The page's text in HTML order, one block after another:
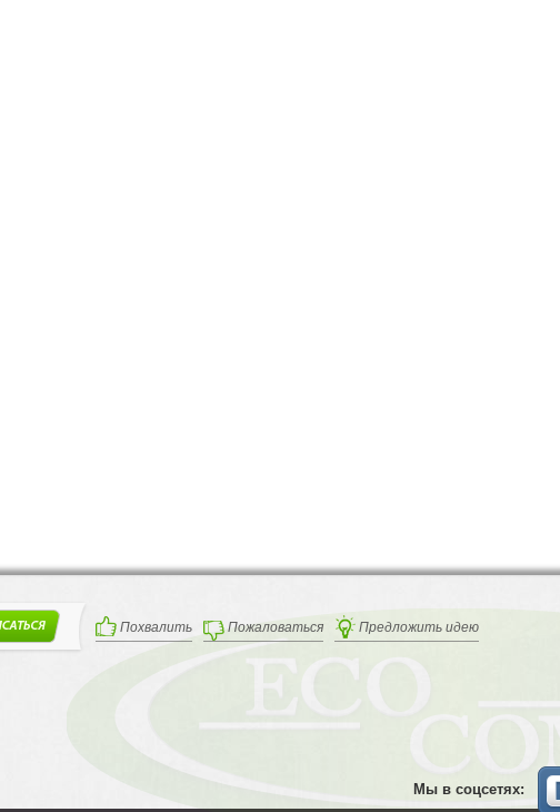
Похвалить Пожаловаться Предложить идею
Мы в соцсетях: